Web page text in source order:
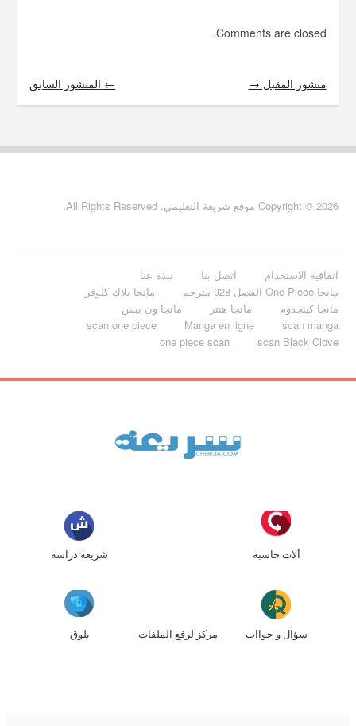
Comments are closed.
← المنشور السابق منشور المقبل →
Copyright © 2026 موقع شريعة التعليمي. All Rights Reserved.
اتفاقية الاستخدام اتصل بنا
نبذة عنا
مانجا One Piece الفصل 928 مترجم
مانجا بلاك كلوفر
مانجا كينجدوم
مانجا هنتر
مانجا ون بيس
scan manga
Manga en ligne
scan one piece
scan Black Clove
one piece scan